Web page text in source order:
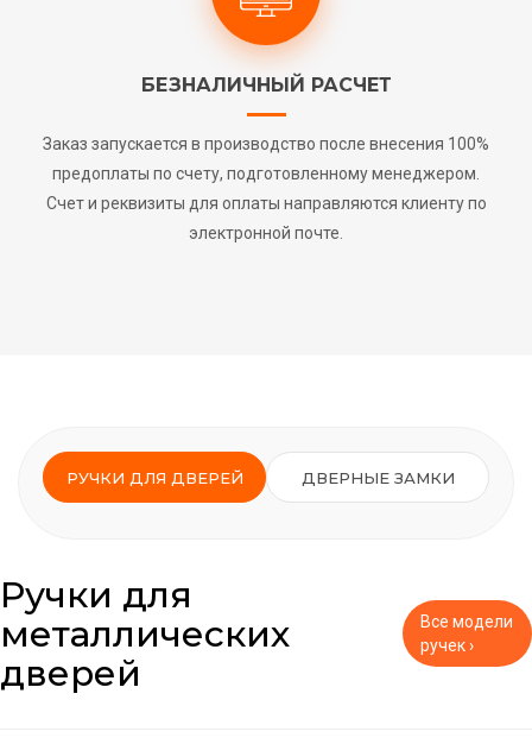
БЕЗНАЛИЧНЫЙ РАСЧЕТ
Заказ запускается в производство после внесения 100%
предоплаты по счету, подготовленному менеджером.
Счет и реквизиты для оплаты направляются клиенту по
электронной почте.
РУЧКИ ДЛЯ ДВЕРЕЙ ДВЕРНЫЕ ЗАМКИ
Ручки для
металлических
дверей
Все модели
ручек ›